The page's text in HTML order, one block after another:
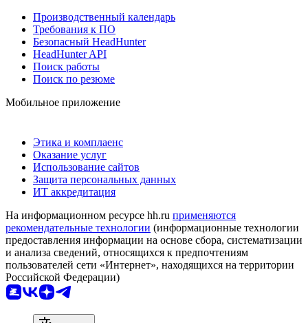
Производственный календарь
Требования к ПО
Безопасный HeadHunter
HeadHunter API
Поиск работы
Поиск по резюме
Мобильное приложение
Этика и комплаенс
Оказание услуг
Использование сайтов
Защита персональных данных
ИТ аккредитация
На информационном ресурсе hh.ru применяются
рекомендательные технологии (информационные технологии
предоставления информации на основе сбора, систематизации
и анализа сведений, относящихся к предпочтениям
пользователей сети «Интернет», находящихся на территории
Российской Федерации)